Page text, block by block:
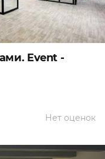
Event -
Нет оценок